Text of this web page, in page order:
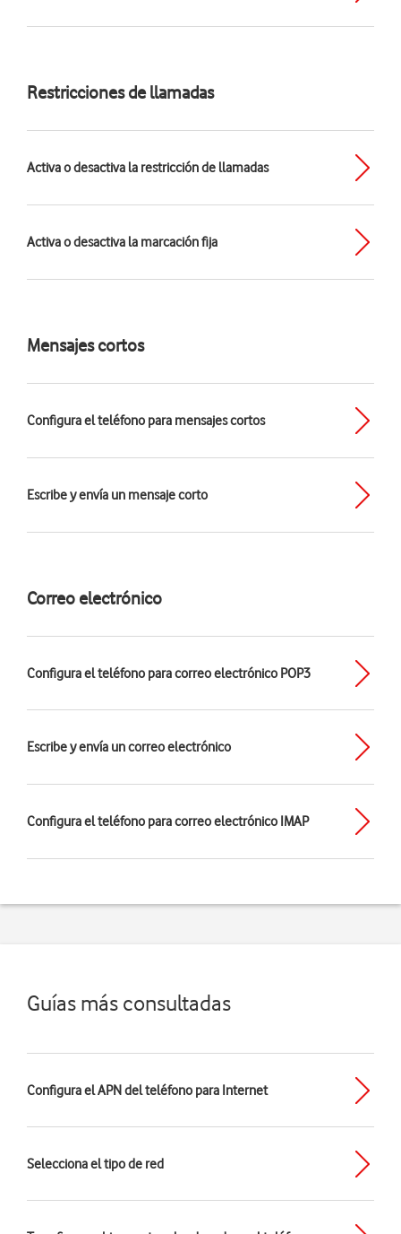
Restricciones de llamadas
Activa o desactiva la restricción de llamadas
Activa o desactiva la marcación fija
Mensajes cortos
Configura el teléfono para mensajes cortos
Escribe y envía un mensaje corto
Correo electrónico
Configura el teléfono para correo electrónico POP3
Escribe y envía un correo electrónico
Configura el teléfono para correo electrónico IMAP
Guías más consultadas
Configura el APN del teléfono para Internet
Selecciona el tipo de red